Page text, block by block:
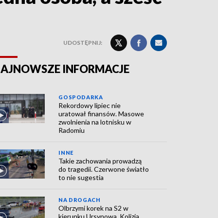
UDOSTĘPNIJ:
INFORMACJE
GOSPODARKA
Rekordowy lipiec nie
uratował finansów. Masowe
zwolnienia na lotnisku w
Radomiu
INNE
Takie zachowania prowadzą
do tragedii. Czerwone światło
to nie sugestia
NA DROGACH
Olbrzymi korek na S2 w
kierunku Ursynowa. Kolizja